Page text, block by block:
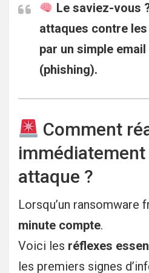
Le saviez-vous
attaques contre
par un simple email
(phishing).
Comment
attaque ?
Lorsqu’un ransomware
minute compte.
Voici les réflexes
les premiers signes